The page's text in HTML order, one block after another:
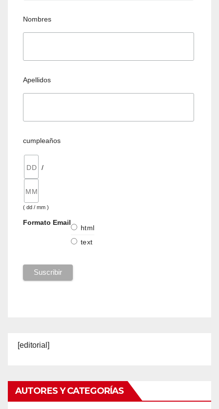
Nombres
Apellidos
cumpleaños
/
( dd / mm )
Formato Email
html
text
[editorial]
AUTORES Y CATEGORÍAS